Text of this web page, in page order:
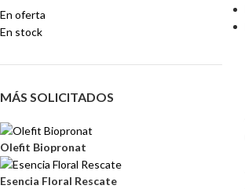
En oferta
En stock
MÁS SOLICITADOS
Olefit Biopronat
Esencia Floral Rescate